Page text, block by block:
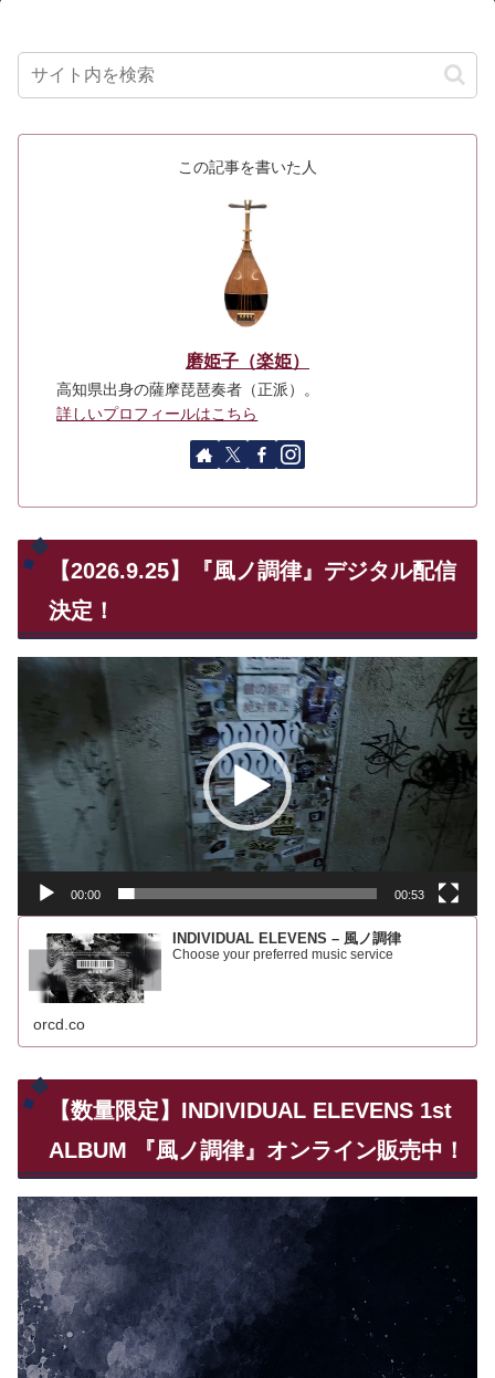
この記事を書いた人
磨姫子（楽姫）
高知県出身の薩摩琵琶奏者（正派）。
詳しいプロフィールはこちら
【2026.9.25】『風ノ調律』デジタル配信
決定！
レ
ー
ー
00:00 00:53
INDIVIDUAL ELEVENS – 風ノ調律
Choose your preferred music service
orcd.co
【数量限定】INDIVIDUAL ELEVENS 1st
ALBUM 『風ノ調律』オンライン販売中！
動
画
プ
レ
ー
ヤ